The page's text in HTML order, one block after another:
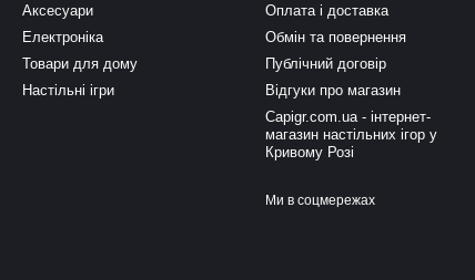
Аксесуари
Електроніка
Товари для дому
Настільні ігри
Оплата і доставка
Обмін та повернення
Публічний договір
Відгуки про магазин
Capigr.com.ua - інтернет-
магазин настільних ігор у
Кривому Розі
Ми в соцмережах